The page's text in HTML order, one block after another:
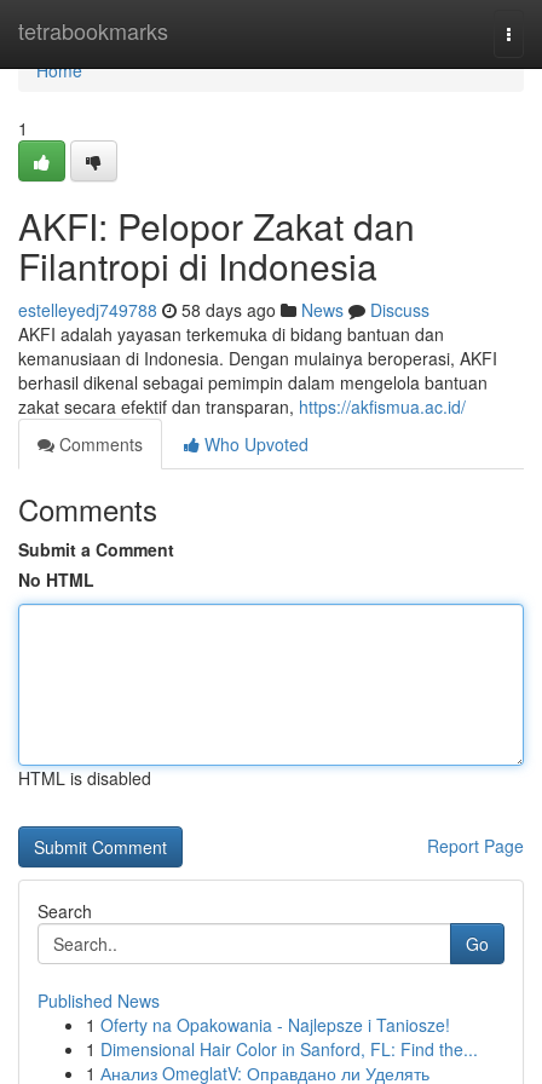
tetrabookmarks
Home
Home
1
AKFI: Pelopor Zakat dan
Filantropi di Indonesia
estelleyedj749788 58 days ago News
Discuss
AKFI adalah yayasan terkemuka di bidang bantuan dan
kemanusiaan di Indonesia. Dengan mulainya beroperasi, AKFI
berhasil dikenal sebagai pemimpin dalam mengelola bantuan
zakat secara efektif dan transparan, https://akfismua.ac.id/
Comments
Who Upvoted
Comments
Submit a Comment
No HTML
HTML is disabled
Report Page
Search
Go
Published News
1 Oferty na Opakowania - Najlepsze i Taniosze!
1 Dimensional Hair Color in Sanford, FL: Find the...
1 Анализ OmeglatV: Оправдано ли Уделять